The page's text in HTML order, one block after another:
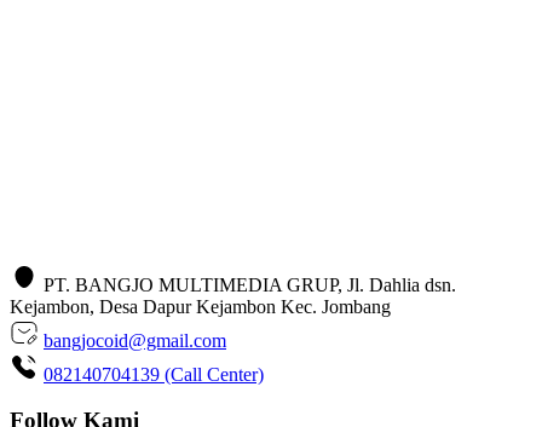
PT. BANGJO MULTIMEDIA GRUP, Jl. Dahlia dsn.
Kejambon, Desa Dapur Kejambon Kec. Jombang
bangjocoid@gmail.com
082140704139 (Call Center)
Follow Kami